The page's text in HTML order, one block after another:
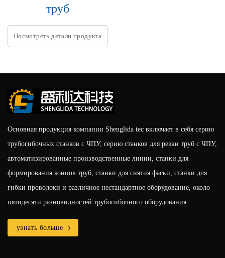
труб
Посмотреть детали продукта
Основная продукция компании Shenglida tec включает в себя серию
трубогибочных станков с ЧПУ, серию станков для резки труб с ЧПУ,
автоматизированные производственные линии, станки для
формирования концов труб, станки для снятия фаски, станки для
гибки проволоки и различное нестандартное оборудование, около
пятидесяти разновидностей трубогибочного оборудования.
узнать больше